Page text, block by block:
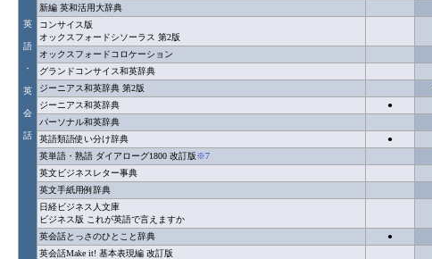
英
語
・
英
会
話
新編 英和活用大辞典
コンサイス版
オックスフォードシソーラス 第2版
オックスフォードコロケーション
グランドコンサイス和英辞典
ジーニアス和英辞典 第2版
ジーニアス和英辞典
●
パーソナル和英辞典
英語類語使い分け辞典
●
英単語・熟語 ダイアローグ1800 改訂版※7
英文ビジネスレター事典
英文手紙用例辞典
日経ビジネス人文庫
ビジネス版 これが英語で言えますか
英会話とっさのひとこと辞典 ●
英会話Make it! 基本表現編 改訂版